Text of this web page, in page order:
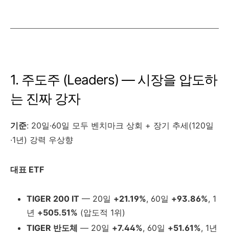
1. 주도주 (Leaders) — 시장을 압도하
는 진짜 강자
기준: 20일·60일 모두 벤치마크 상회 + 장기 추세(120일
·1년) 강력 우상향
대표 ETF
TIGER 200 IT — 20일 +21.19%, 60일 +93.86%, 1
년 +505.51% (압도적 1위)
TIGER 반도체 — 20일 +7.44%, 60일 +51.61%, 1년